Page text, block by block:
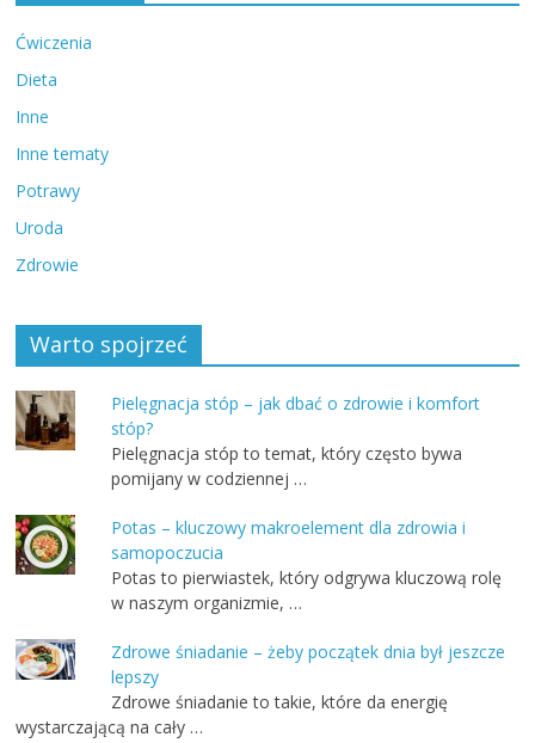
Ćwiczenia
Dieta
Inne
Inne tematy
Potrawy
Uroda
Zdrowie
Warto spojrzeć
Pielęgnacja stóp – jak dbać o zdrowie i komfort
stóp?
Pielęgnacja stóp to temat, który często bywa
pomijany w codziennej …
Potas – kluczowy makroelement dla zdrowia i
samopoczucia
Potas to pierwiastek, który odgrywa kluczową rolę
w naszym organizmie, …
Zdrowe śniadanie – żeby początek dnia był jeszcze
lepszy
Zdrowe śniadanie to takie, które da energię
wystarczającą na cały …